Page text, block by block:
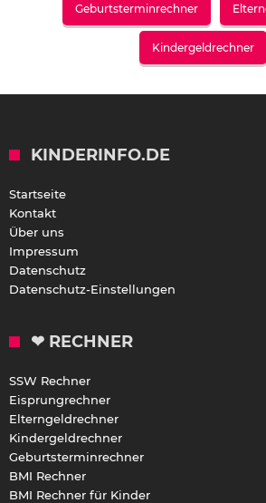
Geburtsterminrechner
Kindergeldrechner
KINDERINFO.DE
Startseite
Kontakt
Über uns
Impressum
Datenschutz
Datenschutz-Einstellungen
❤ RECHNER
SSW Rechner
Eisprungrechner
Elterngeldrechner
Kindergeldrechner
Geburtsterminrechner
BMI Rechner
BMI Rechner für Kinder